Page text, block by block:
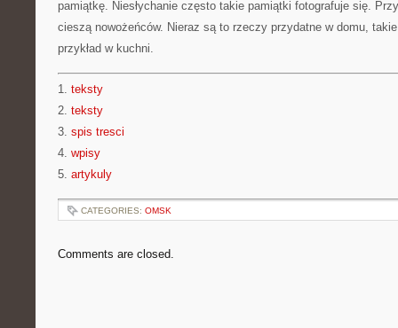
pamiątkę. Niesłychanie często takie pamiątki fotografuje się.
cieszą nowożeńców. Nieraz są to rzeczy przydatne w domu,
przykład w kuchni.
1. teksty
2. teksty
3. spis tresci
4. wpisy
5. artykuly
CATEGORIES: OMSK
Comments are closed.